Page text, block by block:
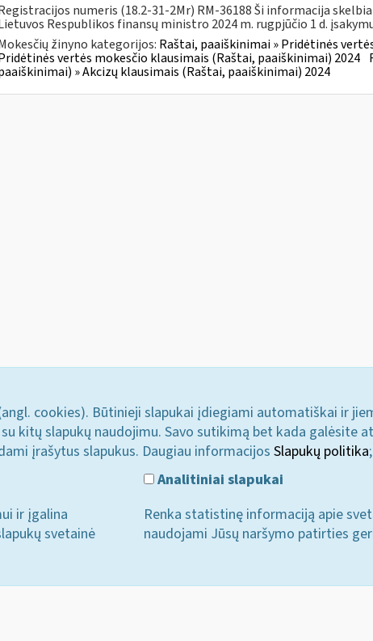
numeris (18.2-31-2Mr) RM-36188 Ši informacija
Respublikos finansų ministro 2024 m. rugpjūčio 1 d.
žinyno kategorijos: Raštai, paaiškinimai » Pridėtinės
vertės mokesčio klausimais (Raštai, paaiškinimai) 2024
» Akcizų klausimais (Raštai, paaiškinimai) 2024
cookies). Būtinieji slapukai įdiegiami automatiškai ir
kitų slapukų naudojimu. Savo sutikimą bet kada galėsite
įrašytus slapukus. Daugiau informacijos Slapukų politika;
ir įgalina
svetainė
Analitiniai slapukai
Renka statistinę informaciją apie
naudojami Jūsų naršymo patirties